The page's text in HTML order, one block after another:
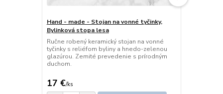
Hand - made - Stojan na vonné tyčinky,
Bylinková stopa lesa
Ručne robený keramický stojan na vonné
tyčinky s reliéfom byliny a hnedo-zelenou
glazúrou. Zemité prevedenie s prírodným
duchom.
17 €/ks